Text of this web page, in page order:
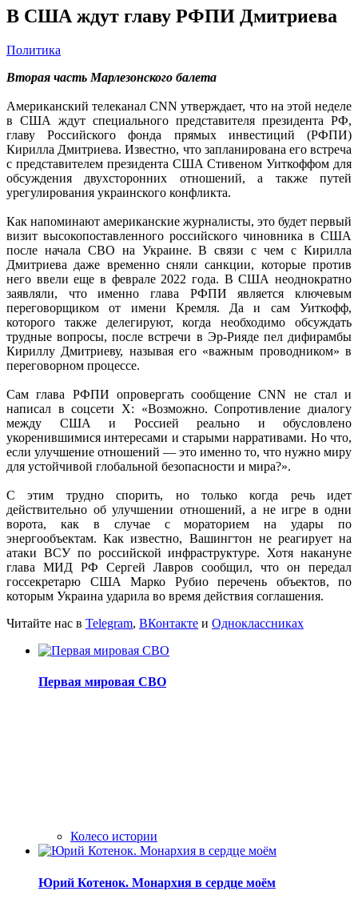
В США ждут главу РФПИ Дмитриева
Политика
Вторая часть Марлезонского балета
Американский телеканал CNN утверждает, что на этой неделе
в США ждут специального представителя президента РФ,
главу Российского фонда прямых инвестиций (РФПИ)
Кирилла Дмитриева. Известно, что запланирована его встреча
с представителем президента США Стивеном Уиткоффом для
обсуждения двухсторонних отношений, а также путей
урегулирования украинского конфликта.
Как напоминают американские журналисты, это будет первый
визит высокопоставленного российского чиновника в США
после начала СВО на Украине. В связи с чем с Кирилла
Дмитриева даже временно сняли санкции, которые против
него ввели еще в феврале 2022 года. В США неоднократно
заявляли, что именно глава РФПИ является ключевым
переговорщиком от имени Кремля. Да и сам Уиткофф,
которого также делегируют, когда необходимо обсуждать
трудные вопросы, после встречи в Эр-Рияде пел дифирамбы
Кириллу Дмитриеву, называя его «важным проводником» в
переговорном процессе.
Сам глава РФПИ опровергать сообщение CNN не стал и
написал в соцсети X: «Возможно. Сопротивление диалогу
между США и Россией реально и обусловлено
укоренившимися интересами и старыми нарративами. Но что,
если улучшение отношений — это именно то, что нужно миру
для устойчивой глобальной безопасности и мира?».
С этим трудно спорить, но только когда речь идет
действительно об улучшении отношений, а не игре в одни
ворота, как в случае с мораторием на удары по
энергообъектам. Как известно, Вашингтон не реагирует на
атаки ВСУ по российской инфраструктуре. Хотя накануне
глава МИД РФ Сергей Лавров сообщил, что он передал
госсекретарю США Марко Рубио перечень объектов, по
которым Украина ударила во время действия соглашения.
Читайте нас в Telegram, ВКонтакте и Одноклассниках
Первая мировая СВО
Колесо истории
Юрий Котенок. Монархия в сердце моём